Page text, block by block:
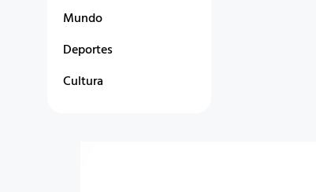
Mundo
Deportes
Cultura